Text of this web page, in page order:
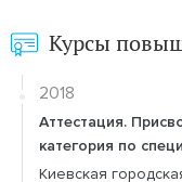
Курсы
2018
Аттестация.
категория по
Киевская